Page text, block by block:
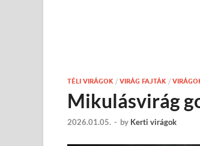
TÉLI VIRÁGOK / VIRÁG FAJTÁK /
Mikulásvirág
2026.01.05. - by Kerti virágok